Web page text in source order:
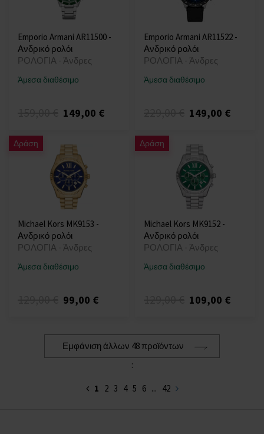
Emporio Armani AR11500 -
Ανδρικό ρολόι
ΡΟΛΟΓΙΑ - Άνδρες
Άμεσα διαθέσιμο
149,00 €
Emporio Armani AR11522 -
Ανδρικό ρολόι
ΡΟΛΟΓΙΑ - Άνδρες
Άμεσα διαθέσιμο
149,00 €
Δράση
Michael Kors MK9153 -
Ανδρικό ρολόι
ΡΟΛΟΓΙΑ - Άνδρες
Άμεσα διαθέσιμο
99,00 €
Δράση
Michael Kors MK9152 -
Ανδρικό ρολόι
ΡΟΛΟΓΙΑ - Άνδρες
Άμεσα διαθέσιμο
109,00 €
Εμφάνιση άλλων 48 προϊόντων
:
1 2 3 4 5 6 ... 42